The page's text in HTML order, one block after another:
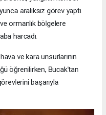
aralıksız görev yaptı.
ormanlık bölgelere
harcadı.
ve kara unsurlarının
öğrenilirken, Bucak'tan
başarıyla